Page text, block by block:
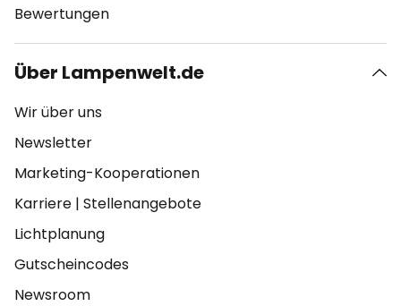
Bewertungen
Über Lampenwelt.de
Wir über uns
Newsletter
Marketing-Kooperationen
Karriere | Stellenangebote
Lichtplanung
Gutscheincodes
Newsroom